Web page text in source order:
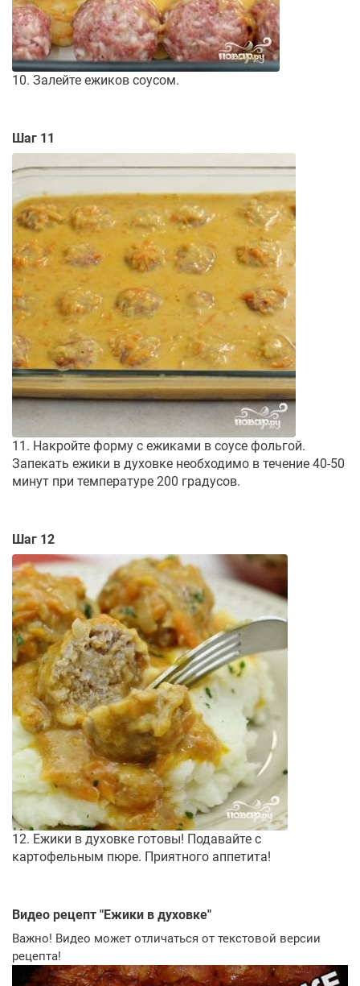
10. Залейте ежиков соусом.
Шаг 11
11. Накройте форму с ежиками в соусе фольгой.
Запекать ежики в духовке необходимо в течение 40-50
минут при температуре 200 градусов.
Шаг 12
12. Ежики в духовке готовы! Подавайте с
картофельным пюре. Приятного аппетита!
Видео рецепт "Ежики в духовке"
Важно! Видео может отличаться от текстовой версии
рецепта!